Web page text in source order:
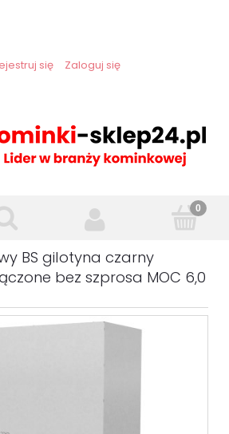
się Zaloguj się
BS gilotyna czarny
bez szprosa MOC 6,0